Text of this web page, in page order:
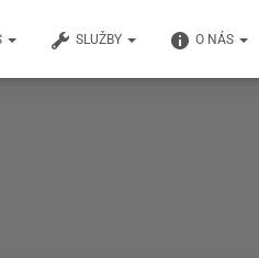
SLUŽBY O NÁS